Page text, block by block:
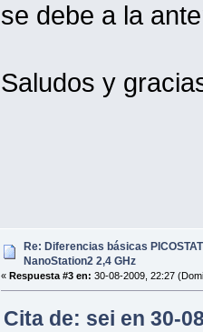
se debe a la
Saludos y
Re: Diferencias básicas
NanoStation2 2,4 GHz
« Respuesta #3 en: 30-08-2009, 22:27
Cita de: sei en 30-